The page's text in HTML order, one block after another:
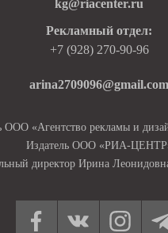
kg@riacenter.ru
Рекламный отдел:
+7 (928) 270-90-96
arina2709096@gmail.com
ООО «Агентство рекламы и
Издатель ООО «РИА-
директор Ирина